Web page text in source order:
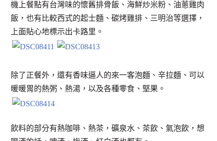
機上餐點有台灣味的懷舊排骨飯、海鮮炒米粉、油蔥雞肉
飯，也有比較西式的起士麵、碳烤雞排、三明治等選擇，
上面貼心地標示出卡路里。
除了正餐外，還有香味逼人的來一客泡麵、辛拉麵、可以
暖暖胃的熱粥、熱湯，以及各種零食、堅果。
飲料的部分有熱咖啡、熱茶，礦泉水、茶飲、氣泡飲，想